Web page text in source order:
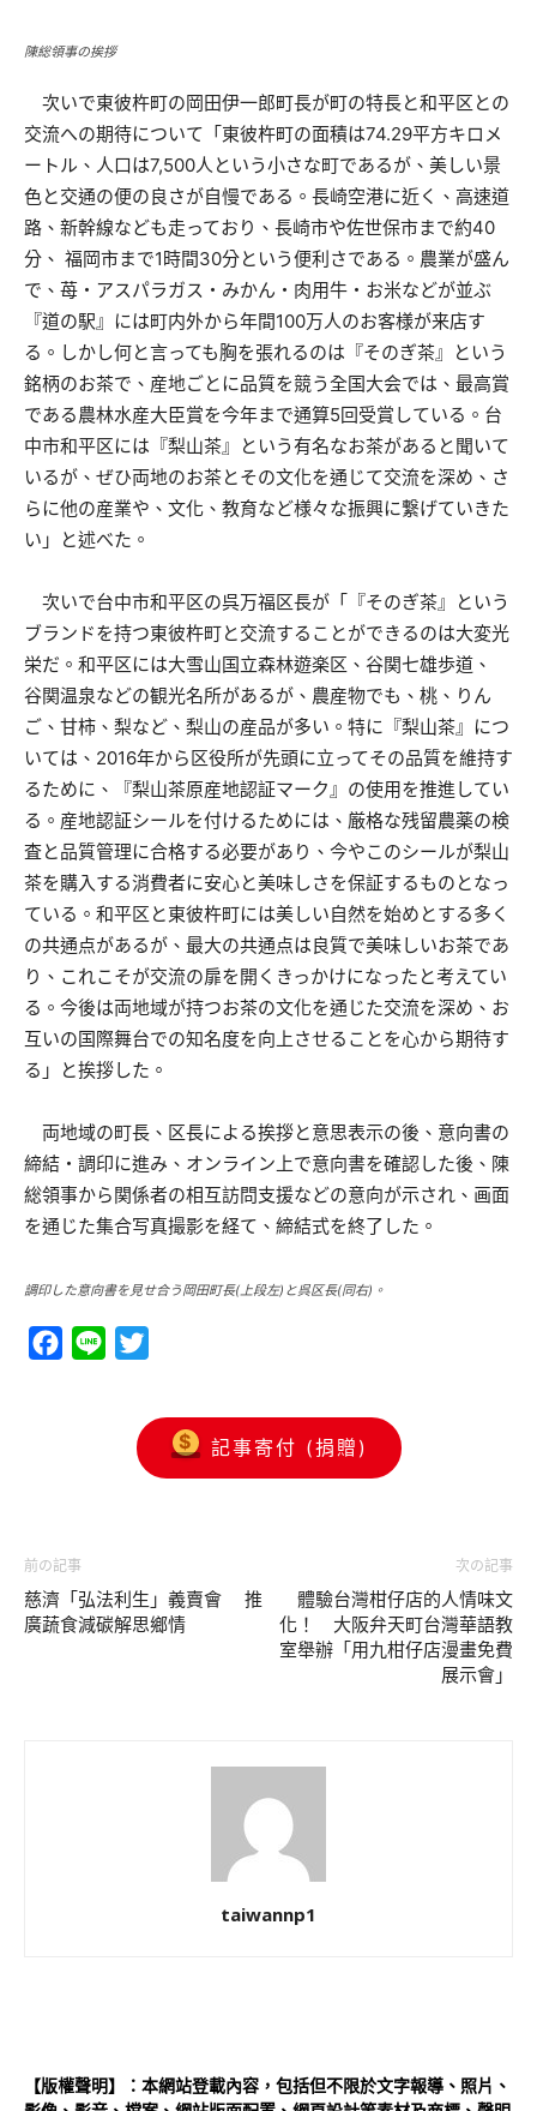
陳総領事の挨拶
次いで東彼杵町の岡田伊一郎町長が町の特長と和平区との
交流への期待について「東彼杵町の面積は74.29平方キロメ
ートル、人口は7,500人という小さな町であるが、美しい景
色と交通の便の良さが自慢である。長崎空港に近く、高速道
路、新幹線なども走っており、長崎市や佐世保市まで約40
分、 福岡市まで1時間30分という便利さである。農業が盛ん
で、苺・アスパラガス・みかん・肉用牛・お米などが並ぶ
『道の駅』には町内外から年間100万人のお客様が来店す
る。しかし何と言っても胸を張れるのは『そのぎ茶』という
銘柄のお茶で、産地ごとに品質を競う全国大会では、最高賞
である農林水産大臣賞を今年まで通算5回受賞している。台
中市和平区には『梨山茶』という有名なお茶があると聞いて
いるが、ぜひ両地のお茶とその文化を通じて交流を深め、さ
らに他の産業や、文化、教育など様々な振興に繋げていきた
い」と述べた。
次いで台中市和平区の呉万福区長が「『そのぎ茶』という
ブランドを持つ東彼杵町と交流することができるのは大変光
栄だ。和平区には大雪山国立森林遊楽区、谷関七雄歩道、
谷関温泉などの観光名所があるが、農産物でも、桃、りん
ご、甘柿、梨など、梨山の産品が多い。特に『梨山茶』につ
いては、2016年から区役所が先頭に立ってその品質を維持す
るために、『梨山茶原産地認証マーク』の使用を推進してい
る。産地認証シールを付けるためには、厳格な残留農薬の検
査と品質管理に合格する必要があり、今やこのシールが梨山
茶を購入する消費者に安心と美味しさを保証するものとなっ
ている。和平区と東彼杵町には美しい自然を始めとする多く
の共通点があるが、最大の共通点は良質で美味しいお茶であ
り、これこそが交流の扉を開くきっかけになったと考えてい
る。今後は両地域が持つお茶の文化を通じた交流を深め、お
互いの国際舞台での知名度を向上させることを心から期待す
る」と挨拶した。
両地域の町長、区長による挨拶と意思表示の後、意向書の
締結・調印に進み、オンライン上で意向書を確認した後、陳
総領事から関係者の相互訪問支援などの意向が示され、画面
を通じた集合写真撮影を経て、締結式を終了した。
調印した意向書を見せ合う岡田町長(上段左)と呉区長(同右)。
Facebook
Line
記事寄付 (捐贈)
前の記事
慈濟「弘法利生」義賣會 推
廣蔬食減碳解思鄉情
次の記事
體驗台灣柑仔店的人情味文
化！ 大阪弁天町台灣華語教
室舉辦「用九柑仔店漫畫免費
展示會」
taiwannp1
【版權聲明】：本網站登載內容，包括但不限於文字報導、照片、